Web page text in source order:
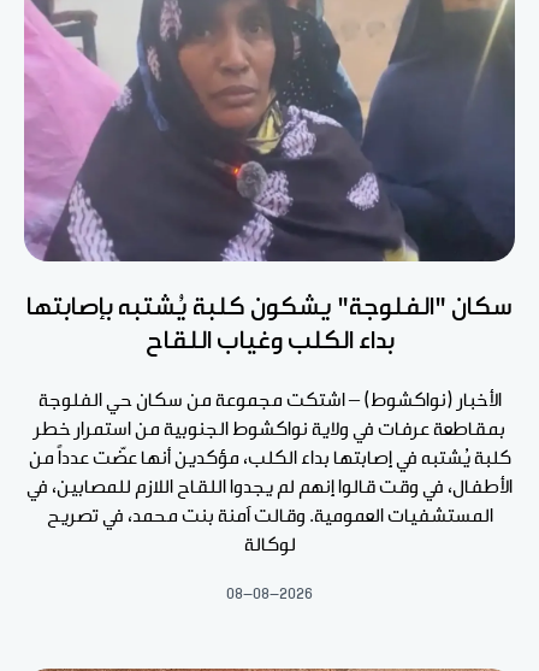
سكان "الفلوجة" يشكون كلبة يُشتبه بإصابتها
بداء الكلب وغياب اللقاح
الأخبار (نواكشوط) – اشتكت مجموعة من سكان حي الفلوجة
بمقاطعة عرفات في ولاية نواكشوط الجنوبية من استمرار خطر
كلبة يُشتبه في إصابتها بداء الكلب، مؤكدين أنها عضّت عدداً من
الأطفال، في وقت قالوا إنهم لم يجدوا اللقاح اللازم للمصابين، في
المستشفيات العمومية. وقالت آمنة بنت محمد، في تصريح
لوكالة
08-08-2026